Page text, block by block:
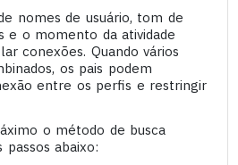
nomes de usuário, tom de
e o momento da atividade
conexões. Quando vários
os pais podem
entre os perfis e restringir
o método de busca
passos abaixo: